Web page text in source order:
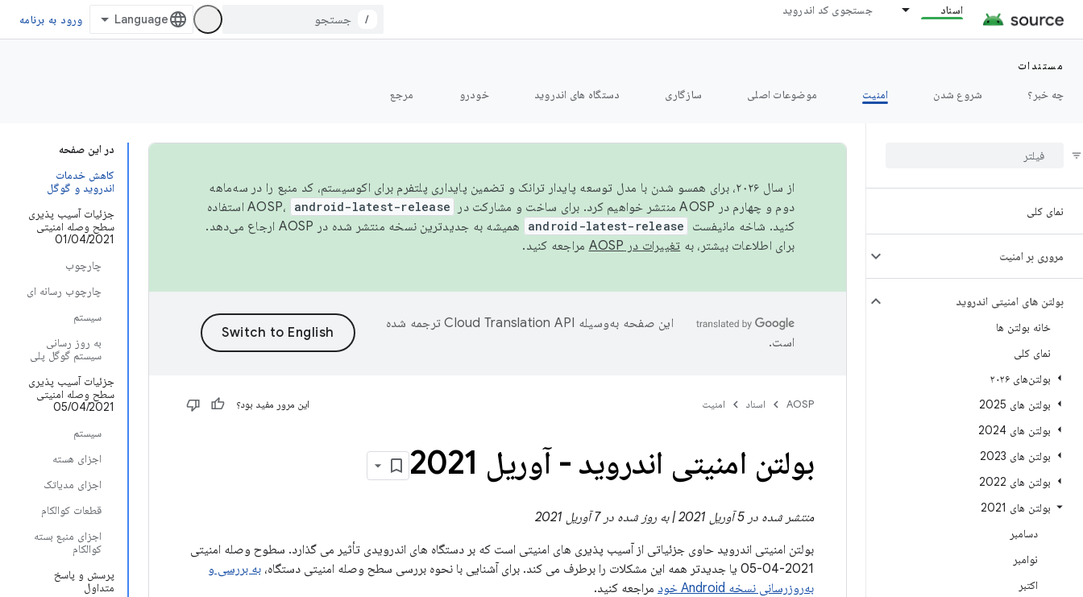
اسناد جستجوی کد اندروید
/ ورود به برنامه
مستندات
چه خبر؟
شروع شدن امنیت موضوعات اصلی سازگاری دستگاه های اندروید خودرو مرجع
نمای کلی
مروری بر امنیت
بولتن های امنیتی اندروید
خانه بولتن ها
نمای کلی
بولتن‌های ۲۰۲۶
بولتن های 2025
بولتن های 2024
بولتن های 2023
بولتن های 2022
بولتن های 2021
دسامبر
نوامبر
اکتبر
در این صفحه
کاهش خدمات
اندروید و گوگل
جزئیات آسیب پذیری
سطح وصله امنیتی
01/04/2021
چارچوب
چارچوب رسانه ای
سیستم
به روز رسانی
سیستم گوگل پلی
جزئیات آسیب پذیری
سطح وصله امنیتی
05/04/2021
سیستم
اجزای هسته
اجزای مدیاتک
قطعات کوالکام
اجزای منبع بسته
کوالکام
پرسش و پاسخ
متداول
از سال ۲۰۲۶، برای همسو شدن با مدل توسعه پایدار ترانک و تضمین پایداری پلتفرم برای اکوسیستم، کد منبع را در سه‌ماهه
دوم و چهارم در AOSP منتشر خواهیم کرد. برای ساخت و مشارکت در AOSP،
android-latest-release
استفاده
کنید. شاخه مانیفست
android-latest-release
همیشه به جدیدترین نسخه منتشر شده در AOSP ارجاع می‌دهد.
برای اطلاعات بیشتر، به تغییرات در AOSP مراجعه کنید.
این صفحه به‌وسیله
ترجمه شده
است.
AOSP اسناد امنیت این مرور مفید بود؟
بولتن امنیتی اندروید - آوریل 2021
منتشر شده در 5 آوریل 2021 | به روز شده در 7 آوریل 2021
بولتن امنیتی اندروید حاوی جزئیاتی از آسیب پذیری های امنیتی است که بر دستگاه های اندرویدی تأثیر می گذارد. سطوح وصله امنیتی
2021-04-05 یا جدیدتر همه این مشکلات را برطرف می کند. برای آشنایی با نحوه بررسی سطح وصله امنیتی دستگاه،
به بررسی و
به‌روزرسانی نسخه Android خود
مراجعه کنید.